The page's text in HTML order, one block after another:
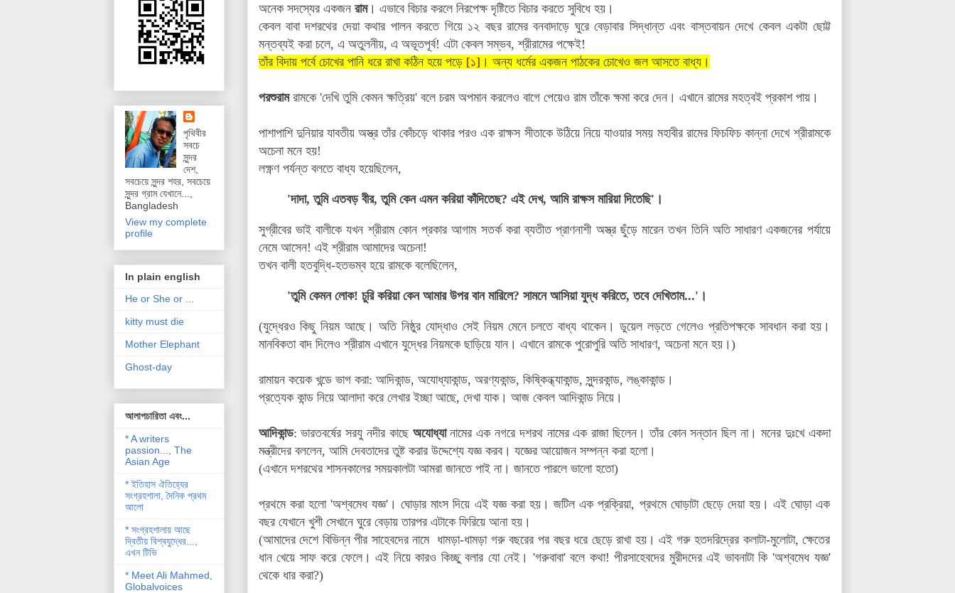
অনেক সদস্যের একজন রাম। এভাবে বিচার করলে নিরপেক্ষ দৃষ্টিতে বিচার করতে সুবিধে হয়।
কেবল বাবা দশরথের দেয়া কথার পালন করতে গিয়ে ১২ বছর রামের বনবাদাড়ে ঘুরে বেড়াবার সিদ্ধান্ত এবং বাস্তবায়ন দেখে কেবল একটা ছোট্ট
মন্তব্যই করা চলে, এ অতুলনীয়, এ অভূতপূর্ব! এটা কেবল সম্ভব, শ্রীরামের পক্ষেই!
তাঁর বিদায় পর্বে চোখের পানি ধরে রাখা কঠিন হয়ে পড়ে [১] । অন্য ধর্মের একজন পাঠকের চোখেও জল আসতে বাধ্য।
পরশুরামরামকে 'দেখি তুমি কেমন ক্ষত্রিয়' বলে চরম অপমান করলেও বাগে পেয়েও রাম তাঁকে ক্ষমা করে দেন। এখানে রামের মহত্বই প্রকাশ পায়।
পাশাপাশি দুনিয়ার যাবতীয় অস্ত্র তাঁর কোঁচড়ে থাকার পরও এক রাক্ষস সীতাকে উঠিয়ে নিয়ে যাওয়ার সময় মহাবীর রামের ফিচফিচ কান্না দেখে শ্রীরামকে
অচেনা মনে হয়!
লক্ষ্ণণ পর্যন্ত বলতে বাধ্য হয়েছিলেন,
'দাদা, তুমি এতবড় বীর, তুমি কেন এমন করিয়া কাঁদিতেছ? এই দেখ, আমি রাক্ষস মারিয়া দিতেছি'।
সুগ্রীবের ভাই বালীকে যখন শ্রীরাম কোন প্রকার আগাম সতর্ক করা ব্যতীত প্রাণনাশী অস্ত্র ছুঁড়ে মারেন তখন তিনি অতি সাধারণ একজনের পর্যায়ে
নেমে আসেন! এই শ্রীরাম আমাদের অচেনা!
তখন বালী হতবুদ্ধি-হতভম্ব হয়ে রামকে বলেছিলেন,
'তুমি কেমন লোক! চুরি করিয়া কেন আমার উপর বান মারিলে? সামনে আসিয়া যুদ্ধ করিতে, তবে দেখিতাম...'।
(যুদ্ধেরও কিছু নিয়ম আছে। অতি নিষ্ঠুর যোদ্ধাও সেই নিয়ম মেনে চলতে বাধ্য থাকেন। ডুয়েল লড়তে গেলেও প্রতিপক্ষকে সাবধান করা হয়।
মানবিকতা বাদ দিলেওশ্রীরাম এখানে যুদ্ধের নিয়মকে ছাড়িয়ে যান। এখানে রামকে পুরোপুরি অতি সাধারণ, অচেনা মনে হয়।)
রামায়ন কয়েক খন্ডে ভাগ করা: আদিকান্ড, অযোধ্যাকান্ড, অরণ্যকান্ড, কিষ্কিন্ধ্যাকান্ড, সুন্দরকান্ড, লঙ্কাকান্ড।
প্রত্যেক কান্ড নিয়ে আলাদা করে লেখার ইচ্ছা আছে, দেখা যাক। আজ কেবল আদিকান্ড নিয়ে।
আদিকান্ড:ভারতবর্ষের সরযু নদীর কাছে অযোধ্যানামের এক নগরে দশরথ নামের এক রাজা ছিলেন। তাঁর কোন সন্তান ছিল না। মনের দুঃখে একদা
মন্ত্রীদের বললেন, আমি দেবতাদের তুষ্ট করার উদ্দেশ্যে যজ্ঞ করব। যজ্ঞের আয়োজন সম্পন্ন করা হলো।
(এখানে দশরথের শাসনকালের সময়কালটা আমরা জানতে পাই না। জানতে পারলে ভালো হতো)
প্রথমে করা হলো 'অশ্বমেধ যজ্ঞ'। ঘোড়ার মাংস দিয়ে এই যজ্ঞ করা হয়। জটিল এক প্রক্রিয়া, প্রথমে ঘোড়াটা ছেড়ে দেয়া হয়। এই ঘোড়া এক
বছর যেখানে খুশী সেখানে ঘুরে বেড়ায় তারপর এটাকে ফিরিয়ে আনা হয়।
(আমাদের দেশে বিভিন্ন পীর সাহেবদের নামে ধামড়া-ধামড়া গরু বছরের পর বছর ধরে ছেড়ে রাখা হয়। এই গরু হতদরিদ্রের কলাটা-মুলোটা, ক্ষেতের
ধান খেয়ে সাফ করে ফেলে। এই নিয়ে কারও কিচ্ছু বলার যো নেই। 'গরুবাবা' বলে কথা! পীরসাহেবদের মুরীদদের এই ভাবনাটা কি 'অশ্বমেধ যজ্ঞ'
থেকে ধার করা?)
পৃথিবীর
সবচে
সুন্দর
দেশ,
সবচেয়ে সুন্দর শহর, সবচেয়ে
সুন্দর গ্রাম যেখানে...,
Bangladesh
View my complete
profile
In plain english
He or She or ...
kitty must die
Mother Elephant
Ghost-day
আলাপচারিতা এবং...
* A writers
passion..., The
Asian Age
* ইতিহাস ঐতিহ্যের
সংগ্রহশালা, দৈনিক প্রথম
আলো
* সংগ্রহশালায় আছে
দ্বিতীয় বিশ্বযু্দ্ধের...,
এখন টিভি
* Meet Ali Mahmed,
Globalvoices